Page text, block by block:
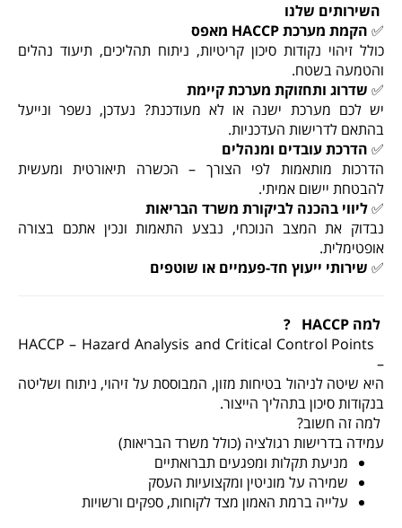
השירותים שלנו
✅ הקמת מערכתHACCP מאפס
כולל זיהוי נקודות סיכון קריטיות, ניתוח תהליכים, תיעוד נהלים
והטמעה בשטח.
✅ שדרוג ותחזוקת מערכת קיימת
יש לכם מערכת ישנה או לא מעודכנת? נעדכן, נשפר ונייעל
בהתאם לדרישות העדכניות.
✅ הדרכת עובדים ומנהלים
הדרכות מותאמות לפי הצורך – הכשרה תיאורטית ומעשית
להבטחת יישום אמיתי.
✅ליווי בהכנה לביקורת משרד הבריאות
נבדוק את המצב הנוכחי, נבצע התאמות ונכין אתכם בצורה
אופטימלית.
✅ שירותי ייעוץ חד-פעמיים או שוטפים
למה HACCP
?
HACCP – Hazard Analysis and Critical Control Points
–
היא שיטה לניהול בטיחות מזון, המבוססת על זיהוי, ניתוח ושליטה
בנקודות סיכון בתהליך הייצור.
למה זה חשוב?
עמידה בדרישות רגולציה (כולל משרד הבריאות)
מניעת תקלות ומפגעים תברואתיים
שמירה על מוניטין ומקצועיות העסק
עלייה ברמת האמון מצד לקוחות, ספקים ורשויות